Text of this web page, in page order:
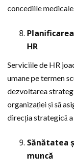
concediile
HR
Serviciile de HR
umane pe termen
dezvoltarea
organizației și să
direcția strategică
Sănătatea
muncă